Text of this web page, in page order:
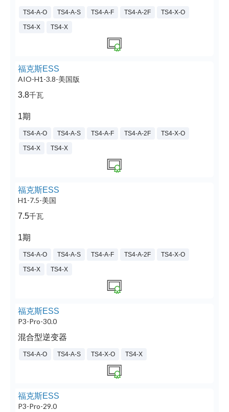
TS4-A-O TS4-A-S TS4-A-F TS4-A-2F TS4-X-O
TS4-X TS4-X
福克斯ESS
AIO-H1-3.8-美国版
3.8千瓦
1期
TS4-A-O TS4-A-S TS4-A-F TS4-A-2F TS4-X-O
TS4-X TS4-X
福克斯ESS
H1-7.5-美国
7.5千瓦
1期
TS4-A-O TS4-A-S TS4-A-F TS4-A-2F TS4-X-O
TS4-X TS4-X
福克斯ESS
P3-Pro-30.0
混合型逆变器
TS4-A-O TS4-A-S TS4-X-O TS4-X
福克斯ESS
P3-Pro-29.0